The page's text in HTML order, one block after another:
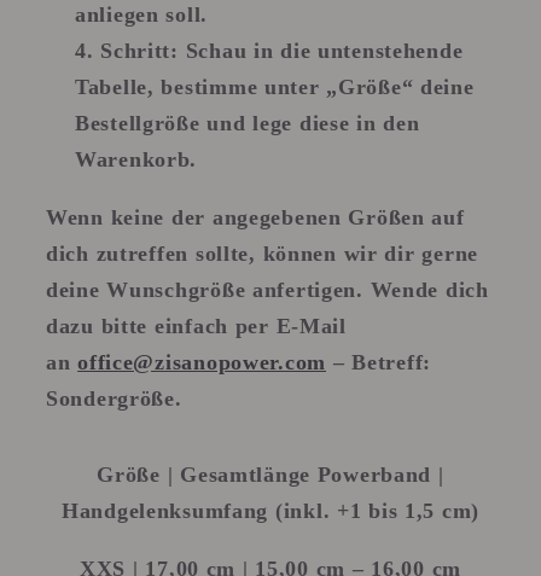
anliegen soll.
Schritt: Schau in die untenstehende
Tabelle, bestimme unter „Größe“ deine
Bestellgröße und lege diese in den
Warenkorb.
Wenn keine der angegebenen Größen auf
dich zutreffen sollte, können wir dir gerne
deine Wunschgröße anfertigen. Wende dich
dazu bitte einfach per E-Mail
anoffice@zisanopower.com – Betreff:
Sondergröße.
Größe | Gesamtlänge Powerband |
Handgelenksumfang (inkl. +1 bis 1,5 cm)
XXS | 17,00 cm | 15,00 cm – 16,00 cm